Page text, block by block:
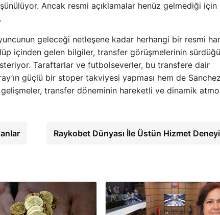
Ancak resmi açıklamalar henüz gelmediği için
geleceği netleşene kadar herhangi bir resmi
içinden gelen bilgiler, transfer görüşmelerinin
Taraftarlar ve futbolseverler, bu transfere dair
güçlü bir stoper takviyesi yapması hem de
transfer döneminin hareketli ve dinamik
Raykobet Dünyası İle Üstün Hizmet